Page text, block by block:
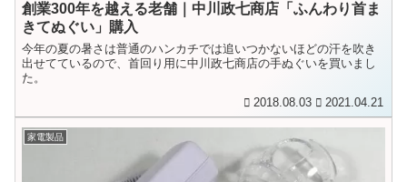
創業300年を越える老舗｜中川政七商店「ふんわり首ま
きてぬぐい」購入
今年の夏の暑さは普通のハンカチでは追いつかないほどの汗を吹き
出せてているので、首回り用に中川政七商店の手ぬぐいを買いまし
た。
2018.08.03 2021.04.21
家電製品